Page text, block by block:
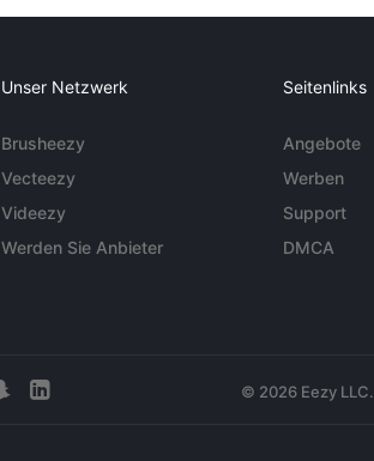
Unser Netzwerk
Brusheezy
Vecteezy
Videezy
Werden Sie Anbieter
Seitenlinks
Angebote
Werben
Support
DMCA
© 2026 Eezy